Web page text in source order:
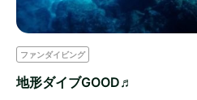
ファンダイビング
地形ダイブGOOD♬